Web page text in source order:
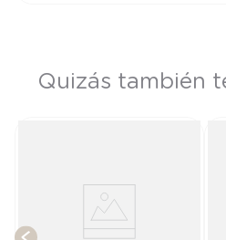
Quizás también